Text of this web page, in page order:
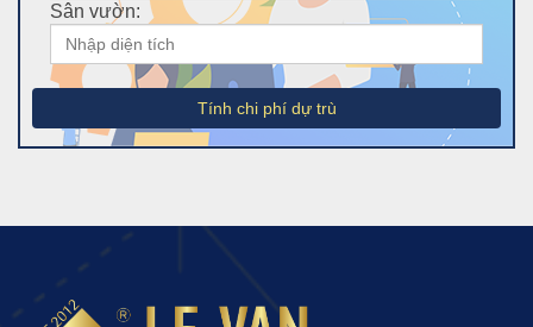
Sân vườn:
Tính chi phí dự trù